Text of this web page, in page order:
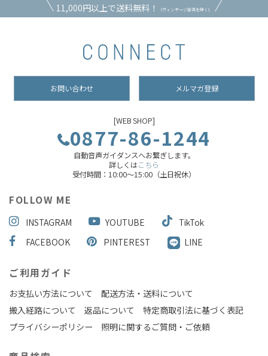
11,000円以上で送料無料！ （ヴィンテージ家具を除く）
お問い合わせ メルマガ登録
[WEB SHOP]
0877-86-1244
自動音声ガイダンスへお繋ぎします。
詳しくはこちら
受付時間：10:00～15:00（土日祝休）
FOLLOW ME
INSTAGRAM YOUTUBE
TikTok
FACEBOOK
PINTEREST LINE
ご利用ガイド
お支払い方法について
配送方法・送料について
搬入経路について
返品について
特定商取引法に基づく表記
プライバシーポリシー
照明に関するご質問・ご依頼